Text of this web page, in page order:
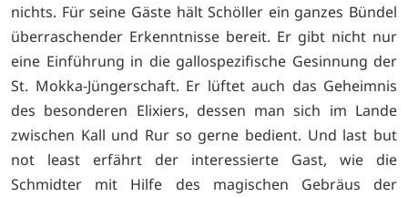
nichts. Für seine Gäste hält Schöller ein ganzes Bündel
überraschender Erkenntnisse bereit. Er gibt nicht nur
eine Einführung in die gallospezifische Gesinnung der
St. Mokka-Jüngerschaft. Er lüftet auch das Geheimnis
des besonderen Elixiers, dessen man sich im Lande
zwischen Kall und Rur so gerne bedient. Und last but
not least erfährt der interessierte Gast, wie die
Schmidter mit Hilfe des magischen Gebräus der